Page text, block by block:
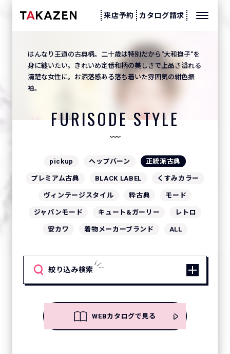
来店予約 カタログ請求
はんなり王道の古典柄。二十歳は特別だから“大和撫子”を
身に纏いたい。きれいめ定番和柄の美しさで上品さ溢れる
清楚な女性に。お洒落感ある落ち着いた雰囲気の紺色振
袖。
FURISODE STYLE
pickup ヘップバーン 正統派古典
プレミアム古典 BLACK LABEL くすみカラー
ヴィンテージスタイル 粋古典 モード
ジャパンモード キュート&ガーリー レトロ
安カワ 着物メーカーブランド ALL
絞り込み検索
WEBカタログで見る